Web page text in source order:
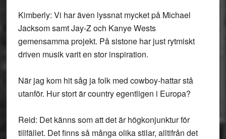
Kimberly: Vi har även lyssnat mycket på Michael
Jacksom samt Jay-Z och Kanye Wests
gemensamma projekt. På sistone har just rytmiskt
driven musik varit en stor inspiration.
När jag kom hit såg ja folk med cowboy-hattar stå
utanför. Hur stort är country egentligen i Europa?
Reid: Det känns som att det är högkonjunktur för
tillfället. Det finns så många olika stilar, alltifrån det